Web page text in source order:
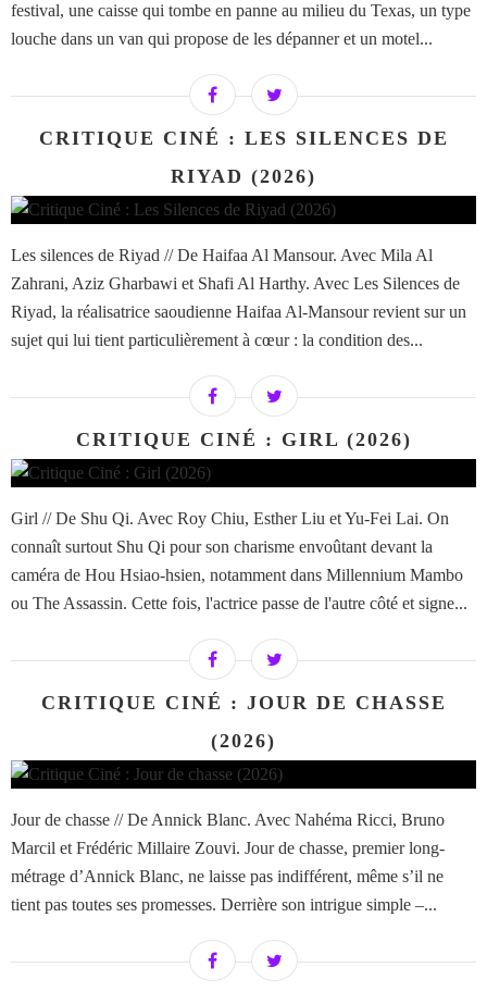
festival, une caisse qui tombe en panne au milieu du Texas, un type
louche dans un van qui propose de les dépanner et un motel...
CRITIQUE CINÉ : LES SILENCES DE
RIYAD (2026)
Les silences de Riyad // De Haifaa Al Mansour. Avec Mila Al
Zahrani, Aziz Gharbawi et Shafi Al Harthy. Avec Les Silences de
Riyad, la réalisatrice saoudienne Haifaa Al-Mansour revient sur un
sujet qui lui tient particulièrement à cœur : la condition des...
CRITIQUE CINÉ : GIRL (2026)
Girl // De Shu Qi. Avec Roy Chiu, Esther Liu et Yu-Fei Lai. On
connaît surtout Shu Qi pour son charisme envoûtant devant la
caméra de Hou Hsiao-hsien, notamment dans Millennium Mambo
ou The Assassin. Cette fois, l'actrice passe de l'autre côté et signe...
CRITIQUE CINÉ : JOUR DE CHASSE
(2026)
Jour de chasse // De Annick Blanc. Avec Nahéma Ricci, Bruno
Marcil et Frédéric Millaire Zouvi. Jour de chasse, premier long-
métrage d’Annick Blanc, ne laisse pas indifférent, même s’il ne
tient pas toutes ses promesses. Derrière son intrigue simple –...